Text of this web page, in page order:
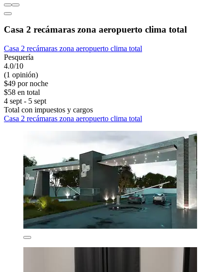
Casa 2 recámaras zona aeropuerto clima total
Casa 2 recámaras zona aeropuerto clima total
Pesquería
4.0/10
(1 opinión)
$49 por noche
$58 en total
4 sept - 5 sept
Total con impuestos y cargos
Casa 2 recámaras zona aeropuerto clima total